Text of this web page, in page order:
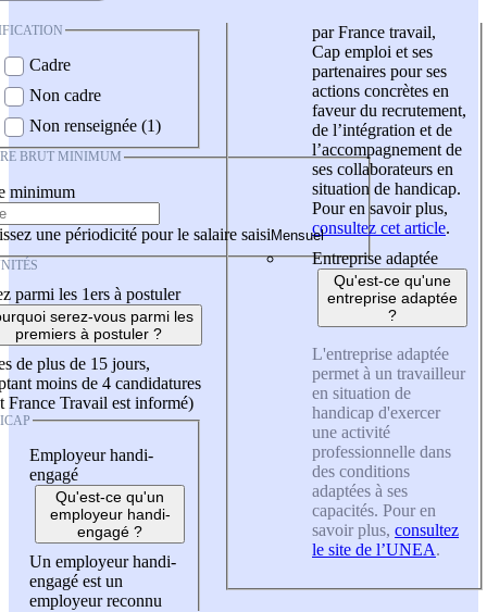
Cadre
Non cadre
Non renseignée (1)
BRUT MINIMUM
minimum
une périodicité pour le salaire saisi
parmi les 1ers à postuler
serez-vous parmi les
premiers à postuler ?
de plus de 15 jours,
moins de 4 candidatures
France Travail est informé)
Employeur handi-
engagé
Qu'est-ce qu'un
employeur handi-
engagé ?
Un employeur handi-
engagé est un
employeur reconnu
par France travail,
Cap emploi et ses
partenaires pour ses
actions concrètes en
faveur du recrutement,
de l’intégration et de
l’accompagnement de
ses collaborateurs en
situation de handicap.
Pour en savoir plus,
consultez cet article.
Entreprise adaptée
Qu'est-ce qu'une
entreprise adaptée
?
L'entreprise adaptée
permet à un travailleur
en situation de
handicap d'exercer
une activité
professionnelle dans
des conditions
adaptées à ses
capacités. Pour en
savoir plus, consultez
le site de l’UNEA.